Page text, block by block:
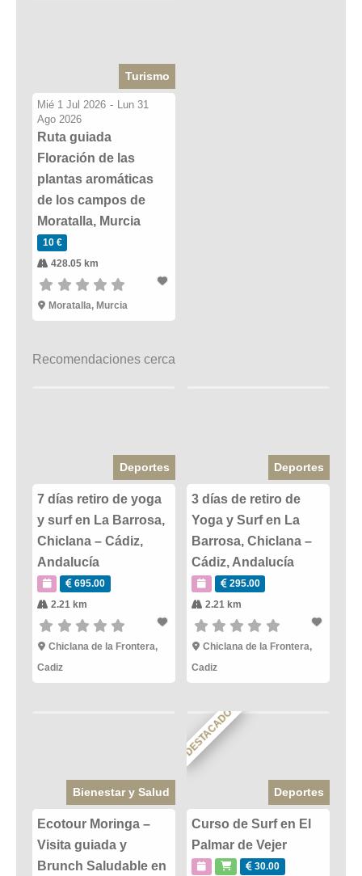
Turismo
Mié 1 Jul 2026 - Lun 31
Ago 2026
Ruta guiada
Floración de las
plantas aromáticas
de los campos de
Moratalla, Murcia
10 €
428.05 km
Moratalla, Murcia
Recomendaciones cerca
Deportes
7 días retiro de yoga
y surf en La Barrosa,
Chiclana – Cádiz,
Andalucía
695.00
2.21 km
Chiclana de la Frontera,
Cadiz
Deportes
3 días de retiro de
Yoga y Surf en La
Barrosa, Chiclana –
Cádiz, Andalucía
295.00
2.21 km
Chiclana de la Frontera,
Cadiz
Bienestar y Salud
Ecotour Moringa –
Visita guiada y
Brunch Saludable en
DESTACADO
Deportes
Curso de Surf en El
Palmar de Vejer
30.00